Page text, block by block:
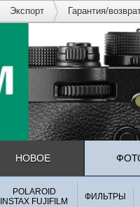
Экспорт Гарантия/
НОВОЕ
POLAROID
INSTAX FUJIFILM
ФИЛЬТРЫ